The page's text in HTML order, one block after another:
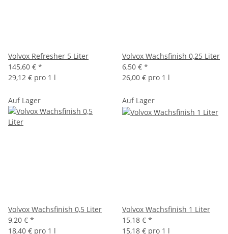
Volvox Refresher 5 Liter
145,60 € *
29,12 € pro 1 l
Volvox Wachsfinish 0,25 Liter
6,50 € *
26,00 € pro 1 l
Auf Lager
Volvox Wachsfinish 0,5 Liter
9,20 € *
18,40 € pro 1 l
Auf Lager
Volvox Wachsfinish 1 Liter
15,18 € *
15,18 € pro 1 l